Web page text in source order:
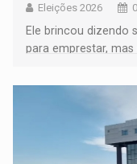
Eleições 2026
Ele brincou dizendo
para emprestar,